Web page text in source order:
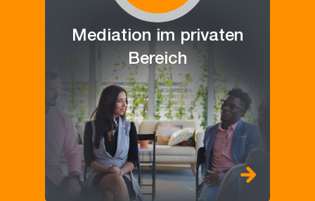
Mediation im privaten
Bereich